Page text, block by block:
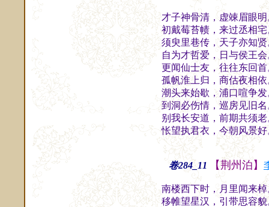
才子神骨清，虚竦眉眼
初戴莓苔帻，来过丞相
须臾里巷传，天子亦知
自为才哲爱，日与侯王
更闻仙士友，往往东回
孤帆淮上归，商估夜相
潮头来始歇，浦口喧争
到洞必伤情，巡房见旧
别我长安道，前期共须
怅望执君衣，今朝风景好
卷284_11 【荆州泊】
南楼西下时，月里闻来
移帷望星汉，引带思容